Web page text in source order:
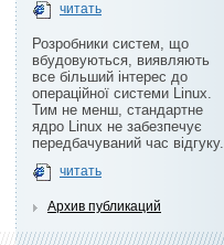
читать
Розробники систем, що
вбудовуються, виявляють
все більший інтерес до
операційної системи Linux.
Тим не менш, стандартне
ядро Linux не забезпечує
передбачуваний час відгуку.
читать
Архив публикаций